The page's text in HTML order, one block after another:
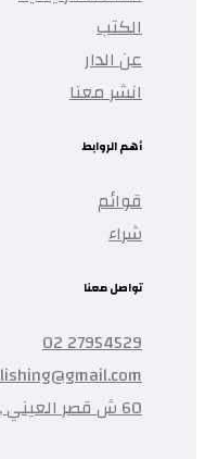
الكتب
عن الدار
انشر معنا
أهم الروابط
قوائم
شراء
تواصل معنا
27954529 02
60 ش قصر العيني , القاهرة